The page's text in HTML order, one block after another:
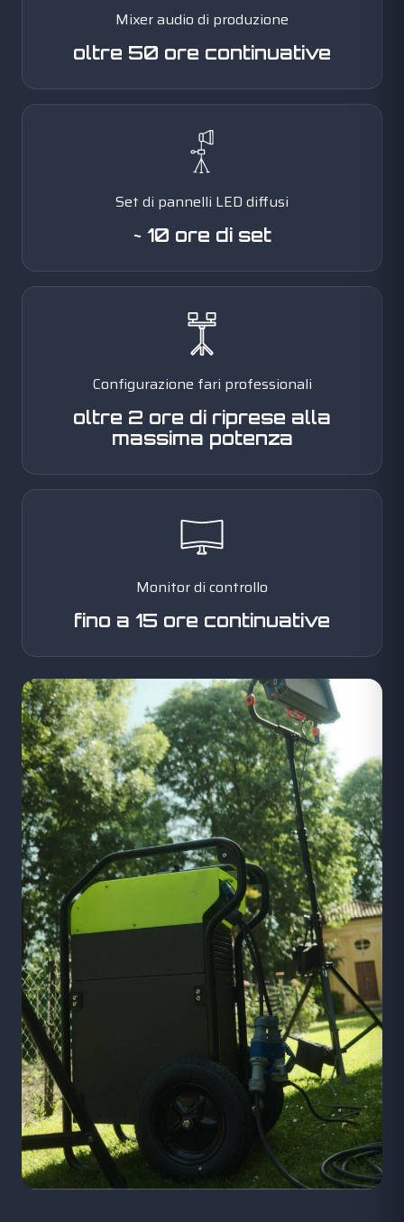
Mixer audio di produzione
oltre 50 ore continuative
Set di pannelli LED diffusi
~ 10 ore di set
Configurazione fari professionali
oltre 2 ore di riprese alla
massima potenza
Monitor di controllo
fino a 15 ore continuative